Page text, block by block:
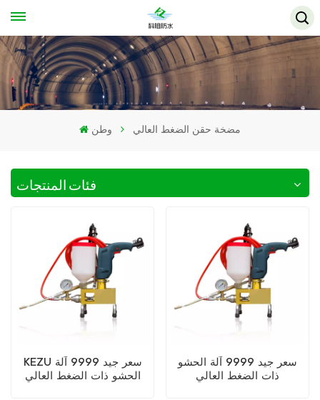
وطن مضخة حقن الضغط العالي
فئات المنتجات
KEZU سعر جيد 9999 آلة
الحشو ذات الضغط العالي
سعر جيد 9999 آلة الحشو
ذات الضغط العالي